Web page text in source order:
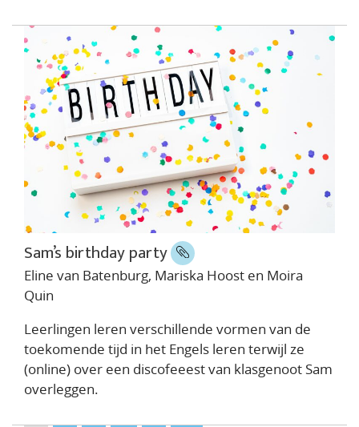
Sam’s birthday party
Eline van Batenburg, Mariska Hoost en Moira
Quin
Leerlingen leren verschillende vormen van de
toekomende tijd in het Engels leren terwijl ze
(online) over een discofeeest van klasgenoot Sam
overleggen.